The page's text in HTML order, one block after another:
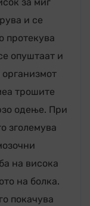
и се
протекува
опуштаат и
трошите
одење. При
зголемува
на висока
на болка.
покачува